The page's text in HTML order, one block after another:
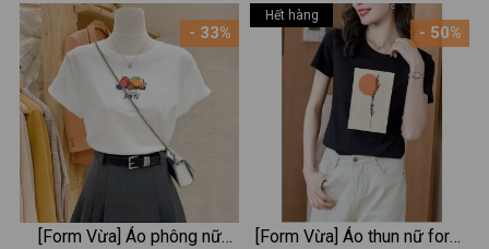
- 33%
[Form Vừa] Áo phông nữ
- 50%
Hết hàng
[Form Vừa] Áo thun nữ form